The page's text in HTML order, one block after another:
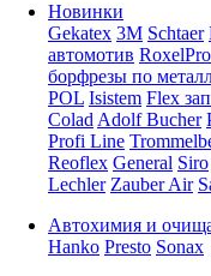
Новинки
Gekatex 3M Schtaer
автомотив
борфрезы по
POL Isistem Flex
Colad Adolf Bucher
Profi Line
Reoflex General Siro
Lechler Zauber Air
Автохимия и
Hanko Presto Sonax